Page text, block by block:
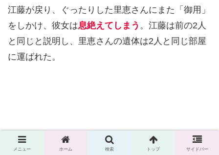
江藤が戻り、ぐったりした里恵さんにまた「御用」
をしかけ、彼女は息絶えてしまう 。江藤は前の2人
と同じと説明し、里恵さんの遺体は2人と同じ部屋
に運ばれた。
メニュー ホーム 検索 トップ サイドバー